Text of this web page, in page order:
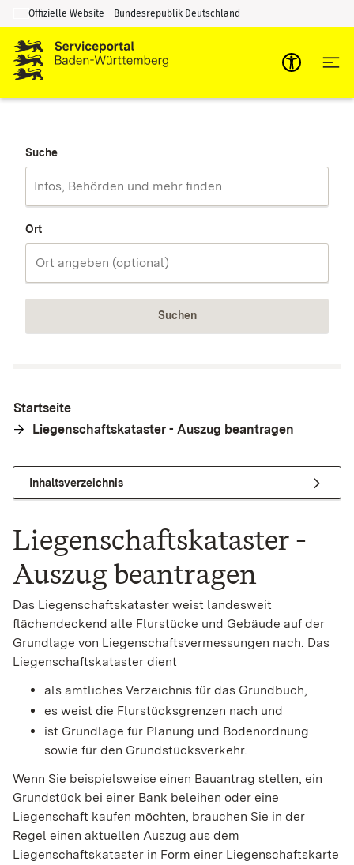
Zum Inhalt springen
Zur Suche springen
Offizielle Website – Bundesrepublik Deutschland
Suche
Ort
Suchen
Startseite
Liegenschaftskataster - Auszug beantragen
Inhaltsverzeichnis
Liegenschaftskataster -
Auszug beantragen
Das Liegenschaftskataster weist landesweit
flächendeckend alle Flurstücke und Gebäude auf der
Grundlage von Liegenschaftsvermessungen nach. Das
Liegenschaftskataster dient
als amtliches Verzeichnis für das Grundbuch,
es weist die Flurstücksgrenzen nach und
ist Grundlage für Planung und Bodenordnung
sowie für den Grundstücksverkehr.
Wenn Sie beispielsweise einen Bauantrag stellen, ein
Grundstück bei einer Bank beleihen oder eine
Liegenschaft kaufen möchten, brauchen Sie in der
Regel einen aktuellen Auszug aus dem
Liegenschaftskataster in Form einer Liegenschaftskarte